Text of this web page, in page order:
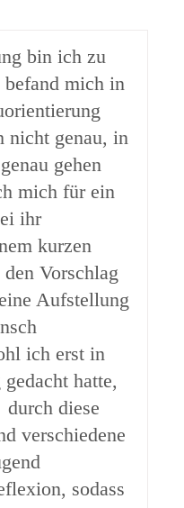
bin ich zu
mich in
nicht genau, in
gehen
mich für ein
ihr
kurzen
Vorschlag
Aufstellung
ich erst in
hatte,
diese
verschiedene
sodass